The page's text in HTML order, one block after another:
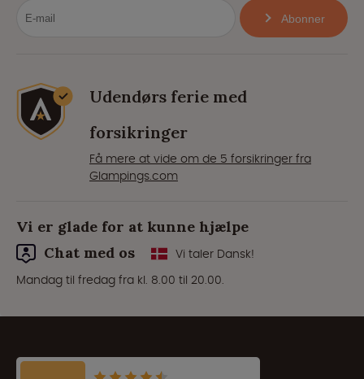
Abonner
Udendørs ferie med
forsikringer
Få mere at vide om de 5 forsikringer fra
Glampings.com
Vi er glade for at kunne hjælpe
Chat med os
Vi taler Dansk!
Mandag til fredag fra kl. 8.00 til 20.00.